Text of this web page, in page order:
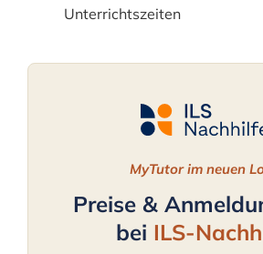
Unterrichtszeiten
MyTutor im neuen
Preise &
bei ILS-